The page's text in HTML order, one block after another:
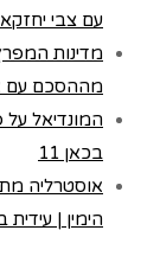
עם צבי
מדינות
מההסכם עם
המונדיאל
בכאן 11
אוסטרליה
הימין |